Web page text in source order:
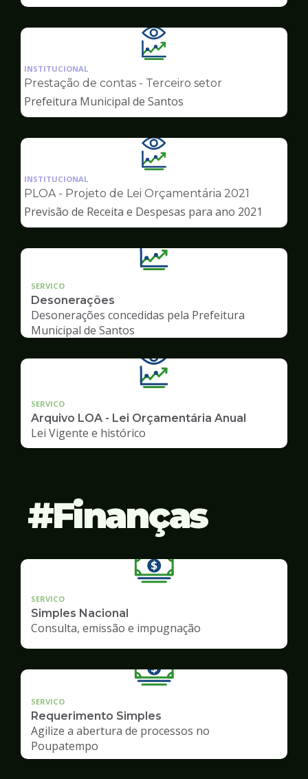
Ilustração
da
pagina
de
Transparência
INSTITUCIONAL
Prestação de contas - Terceiro setor
Prefeitura Municipal de Santos
Ilustração
da
pagina
Transparência
INSTITUCIONAL
PLOA - Projeto de Lei Orçamentária 2021
Previsão de Receita e Despesas para ano 2021
SERVICO
Desonerações
Desonerações concedidas pela Prefeitura
Municipal de Santos
SERVICO
Arquivo LOA - Lei Orçamentária Anual
Lei Vigente e histórico
Finanças
SERVICO
Simples Nacional
Consulta, emissão e impugnação
SERVICO
Requerimento Simples
Agilize a abertura de processos no
Poupatempo